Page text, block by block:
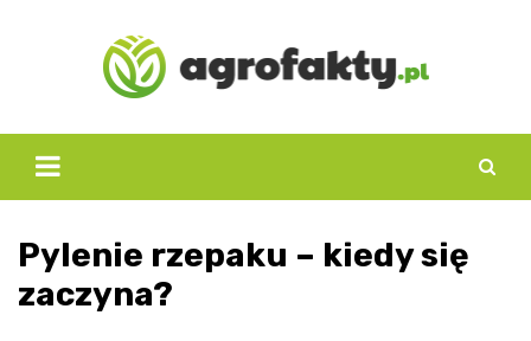
Pylenie rzepaku – kiedy się
zaczyna?